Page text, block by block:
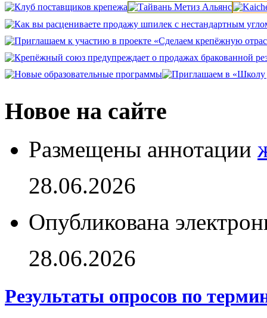
Новое на сайте
Размещены аннотации
28.06.2026
Опубликована
28.06.2026
Результаты опросов по